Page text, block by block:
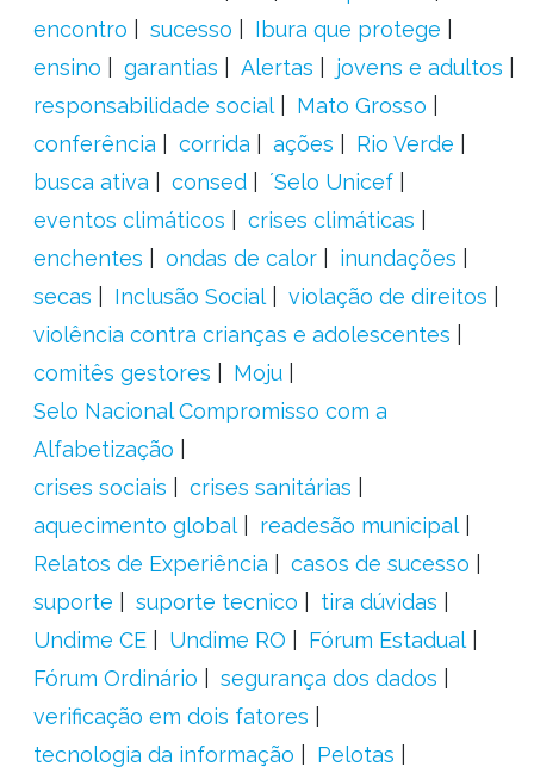
encontro
sucesso
Ibura que protege
ensino
garantias Alertas
jovens e adultos
responsabilidade social
Mato Grosso
conferência
corrida ações
Rio Verde
busca ativa
consed
´Selo Unicef
eventos climáticos
crises climáticas
enchentes
ondas de calor
inundações
secas
Inclusão Social
violação de direitos
violência contra crianças e adolescentes
comitês gestores
Moju
Selo Nacional Compromisso com a
Alfabetização
crises sociais
crises sanitárias
aquecimento global
readesão municipal
Relatos de Experiência
casos de sucesso
suporte
suporte tecnico
tira dúvidas
Undime CE
Undime RO
Fórum Estadual
Fórum Ordinário
segurança dos dados
verificação em dois fatores
tecnologia da informação
Pelotas